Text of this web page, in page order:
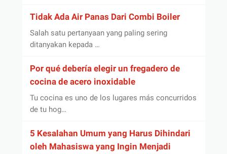
Tidak Ada Air Panas Dari Combi Boiler
Salah satu pertanyaan yang paling sering
ditanyakan kepada …
Por qué debería elegir un fregadero de
cocina de acero inoxidable
Tu cocina es uno de los lugares más concurridos
de tu hog…
5 Kesalahan Umum yang Harus Dihindari
oleh Mahasiswa yang Ingin Menjadi